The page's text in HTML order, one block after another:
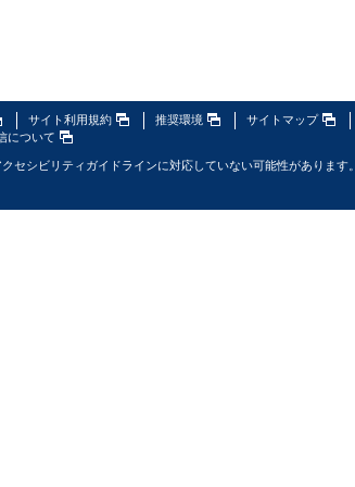
サイト利用規約 推奨環境 サイトマップ
について
セシビリティガイドラインに対応していない可能性があります。